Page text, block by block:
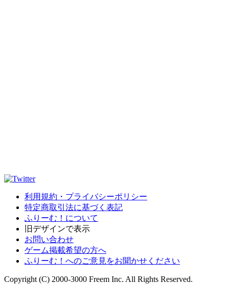
利用規約・プライバシーポリシー
特定商取引法に基づく表記
ふりーむ！について
旧デザインで表示
お問い合わせ
ゲーム掲載希望の方へ
ふりーむ！へのご意見をお聞かせください
Copyright (C) 2000-3000 Freem Inc. All Rights Reserved.